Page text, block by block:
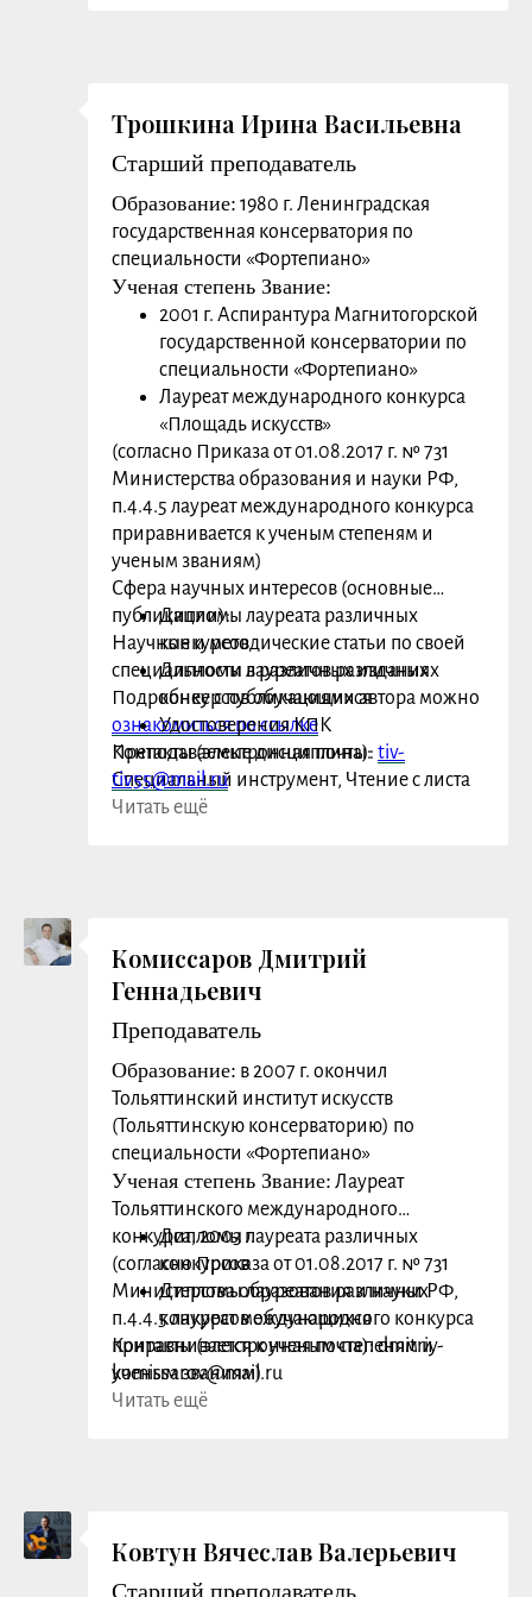
Концертмейстер
Заслуги, награды:
Трошкина Ирина Васильевна
Старший преподаватель
Образование: 1980 г. Ленинградская
государственная консерватория по
специальности «Фортепиано»
Ученая степень Звание:
2001 г. Аспирантура Магнитогорской
государственной консерватории по
специальности «Фортепиано»
Лауреат международного конкурса
«Площадь искусств»
(согласно Приказа от 01.08.2017 г. № 731
Министерства образования и науки РФ,
п.4.4.5 лауреат международного конкурса
приравнивается к ученым степеням и
ученым званиям)
Сфера научных интересов (основные
публикации):
Научные и методические статьи по своей
специальности в различных изданиях
Подробнее с публикациями автора можно
ознакомиться по ссылке
Преподаваемые дисциплины:
Специальный инструмент, Чтение с листа
и транспонирование
Дипломы лауреата различных
конкурсов
Дипломы лауреатов различных
конкурсов обучающихся
Удостоверения КПК
Контакты (электронная почта): tiv-
tiv55@mail.ru
Читать ещё
Комиссаров Дмитрий
Геннадьевич
Преподаватель
Образование: в 2007 г. окончил
Тольяттинский институт искусств
(Тольяттинскую консерваторию) по
специальности «Фортепиано»
Ученая степень Звание: Лауреат
Тольяттинского международного
конкурса, 2003 г.
(согласно Приказа от 01.08.2017 г. № 731
Министерства образования и науки РФ,
п.4.4.5 лауреат международного конкурса
приравнивается к ученым степеням и
ученым званиям)
Сфера научных интересов (основные
Заслуги, награды:
Дипломы лауреата различных
конкурсов
Дипломы лауреатов различных
конкурсов обучающихся
Контакты (электронная почта): dmitriy-
komissarov@mail.ru
Читать ещё
Ковтун Вячеслав Валерьевич
Старший преподаватель